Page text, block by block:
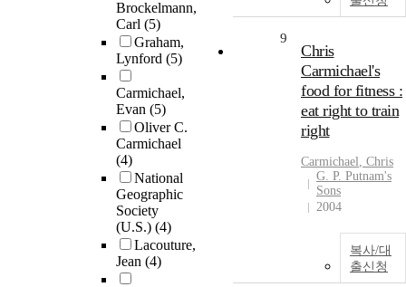
Brockelmann,
Carl (5)
Graham,
Lynford (5)
Carmichael,
Evan (5)
Oliver C.
Carmichael
(4)
National
Geographic
Society
(U.S.) (4)
Lacouture,
Jean (4)
9
Chris
Carmichael's
food for fitness :
eat right to train
right
Carmichael, Chris
G. P. Putnam's
Sons
2004
복사/대
출신청